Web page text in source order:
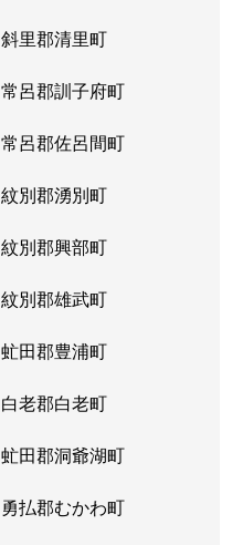
斜里郡清里町
常呂郡訓子府町
常呂郡佐呂間町
紋別郡湧別町
紋別郡興部町
紋別郡雄武町
虻田郡豊浦町
白老郡白老町
虻田郡洞爺湖町
勇払郡むかわ町